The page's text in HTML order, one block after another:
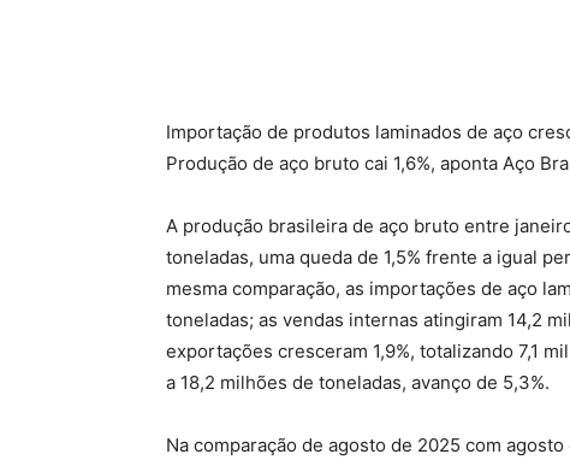
Importação de produtos laminados de aço
Produção de aço bruto cai 1,6%, aponta Aço
A produção brasileira de aço bruto entre
toneladas, uma queda de 1,5% frente a igual
mesma comparação, as importações de aço
toneladas; as vendas internas atingiram 14,2
exportações cresceram 1,9%, totalizando 7,1
a 18,2 milhões de toneladas, avanço de 5,3%.
Na comparação de agosto de 2025 com